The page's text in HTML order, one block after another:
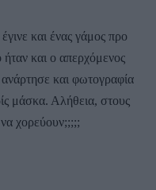
και ένας γάμος προ
και ο απερχόμενος
και φωτογραφία
μάσκα. Αλήθεια, στους
να χορεύουν;;;;;